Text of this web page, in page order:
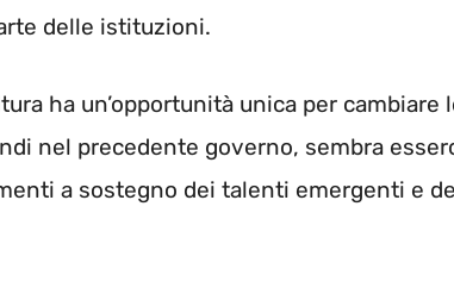
delle istituzioni.
ha un’opportunità unica per cambiare
nel precedente governo, sembra
a sostegno dei talenti emergenti e